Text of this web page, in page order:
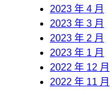
2023 年 4 月
2023 年 3 月
2023 年 2 月
2023 年 1 月
2022 年 12 月
2022 年 11 月